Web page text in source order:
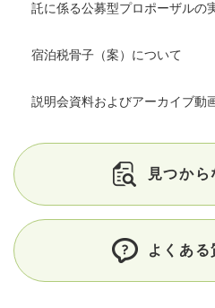
託に係る公募型プロポーザルの
宿泊税骨子（案）について
説明会資料およびアーカイブ動
見つか
よくあ